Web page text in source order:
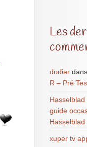
Les
dodierdans
R – Pré
guide
xuper tv